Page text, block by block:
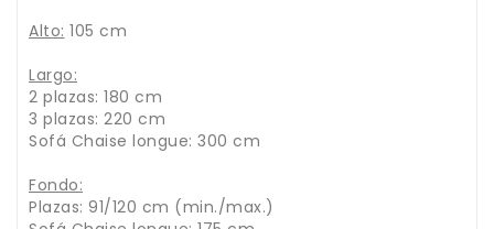
Alto: 105 cm
Largo:
2 plazas: 180 cm
3 plazas: 220 cm
Sofá Chaise longue: 300 cm
Fondo:
Plazas: 91/120 cm (min./max.)